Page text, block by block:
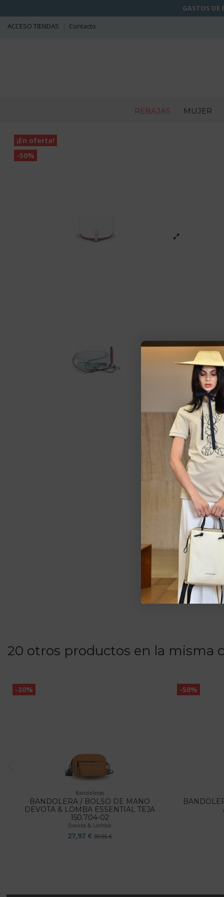
GASTOS DE
ACCESO TIENDAS
Contacto
REBAJAS MUJER
¡En oferta!
-50%
20 otros productos en la misma
-30%
Bandoleras
BANDOLERA / BOLSO DE MANO
DEVOTA & LOMBA ESSENTIAL TEJA
150.704-02
Devota & Lomba
27,97 € 39,95 €
-50%